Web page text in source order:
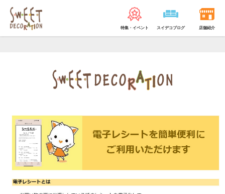
特集・イベント スイデコブログ 店舗紹介